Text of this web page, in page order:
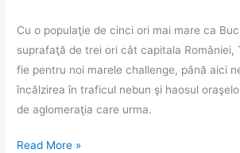
Cu o populaţie de cinci ori mai mare ca
suprafaţă de trei ori cât capitala României,
fie pentru noi marele challenge, până aici
încălzirea în traficul nebun şi haosul
de aglomeraţia care urma.
Teheran
Read More »